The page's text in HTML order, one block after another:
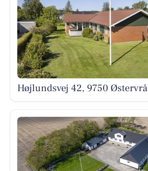
Højlundsvej 42, 9750 Østervrå